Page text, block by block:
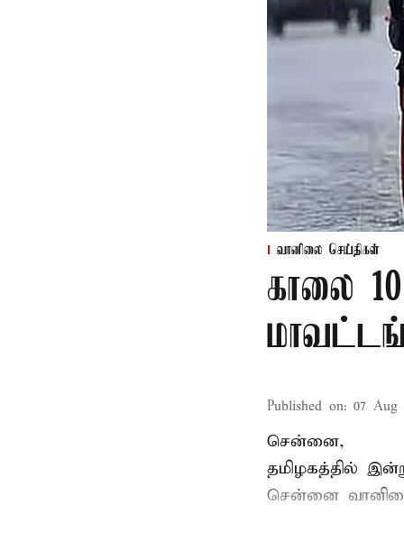
வானிலை செய்திகள்
காலை
Published on: 07 Aug
சென்னை,
தமிழகத்தில்
சென்னை வானிலை